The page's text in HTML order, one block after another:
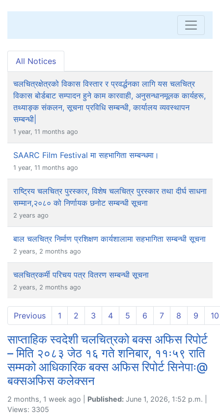
All Notices
चलचित्रक्षेत्रको विकास विस्तार र प्रवर्द्धनका लागि यस चलचित्र
विकास बोर्डबाट सम्पादन हुने काम कारवाही, अनुसन्धानमूलक कार्यहरू,
तथ्याङ्क संकलन, सूचना प्रविधि सम्बन्धी, कार्यालय व्यवस्थापन
सम्बन्धी|
1 year, 11 months ago
SAARC Film Festival मा सहभागिता सम्बन्धमा।
1 year, 11 months ago
राष्ट्रिय चलचित्र पुरस्कार, विशेष चलचित्र पुरस्कार तथा दीर्घ साधना
सम्मान,२०८० को निर्णायक छनोट सम्बन्धी सूचना
2 years ago
बाल चलचित्र निर्माण प्रशिक्षण कार्यशालामा सहभागिता सम्बन्धी सूचना
2 years, 2 months ago
चलचित्रकर्मी परिचय पत्र वितरण सम्बन्धी सूचना
2 years, 2 months ago
Previous 1 2 3 4 5 6 7 8 9 10
साप्ताहिक स्वदेशी चलचित्रको बक्स अफिस रिपोर्ट
– मिति २०८३ जेठ १६ गते शनिबार, ११ः५९ राति
सम्मको आधिकारिक बक्स अफिस रिपोर्ट सिनेपाः@
बक्सअफिस कलेक्सन
2 months, 1 week ago | Published: June 1, 2026, 1:52 p.m. |
Views: 3305